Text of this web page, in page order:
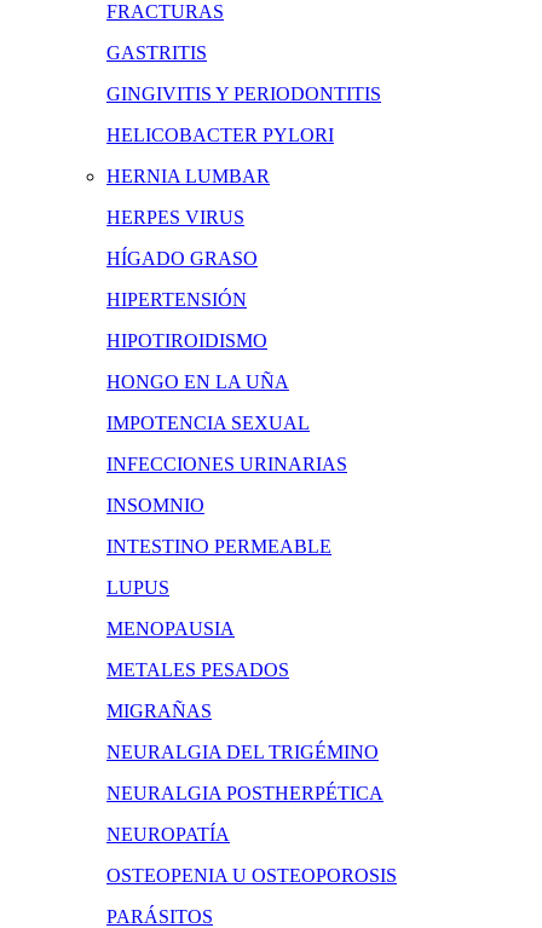
FRACTURAS
GASTRITIS
GINGIVITIS Y PERIODONTITIS
HELICOBACTER PYLORI
HERNIA LUMBAR
HERPES VIRUS
HÍGADO GRASO
HIPERTENSIÓN
HIPOTIROIDISMO
HONGO EN LA UÑA
IMPOTENCIA SEXUAL
INFECCIONES URINARIAS
INSOMNIO
INTESTINO PERMEABLE
LUPUS
MENOPAUSIA
METALES PESADOS
MIGRAÑAS
NEURALGIA DEL TRIGÉMINO
NEURALGIA POSTHERPÉTICA
NEUROPATÍA
OSTEOPENIA U OSTEOPOROSIS
PARÁSITOS